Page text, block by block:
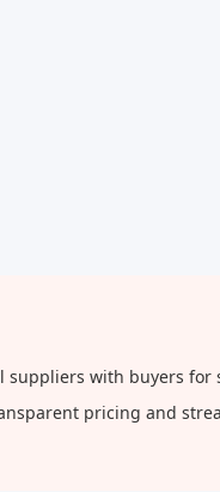
suppliers with buyers for
pricing and